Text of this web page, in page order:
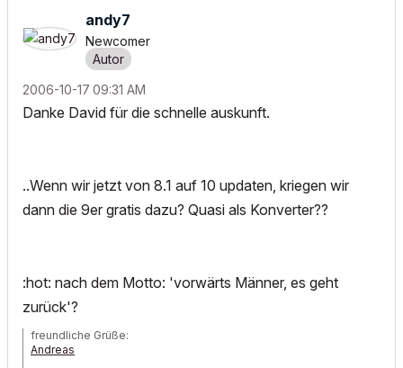
andy7
Newcomer
‎2006-10-17 09:31 AM
Danke David für die schnelle auskunft.
..Wenn wir jetzt von 8.1 auf 10 updaten, kriegen wir
dann die 9er gratis dazu? Quasi als Konverter??
:hot: nach dem Motto: 'vorwärts Männer, es geht
zurück'?
freundliche Grüße:
Andreas